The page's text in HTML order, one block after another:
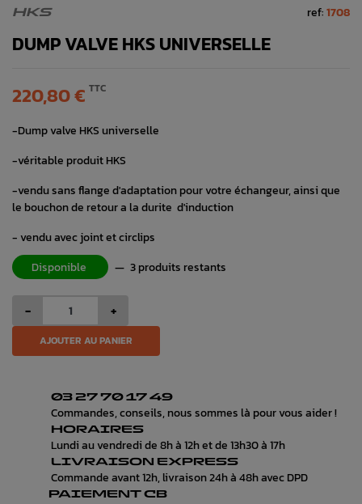
HKS ref:1708
DUMP VALVE HKS UNIVERSELLE
220,80 € TTC
-Dump valve HKS universelle
-véritable produit HKS
-vendu sans flange d'adaptation pour votre échangeur, ainsi que
le bouchon de retour a la durite d'induction
- vendu avec joint et circlips
Disponible
— 3 produits restants
- +
AJOUTER AU PANIER
03 27 70 17 49
Commandes, conseils, nous sommes là pour vous aider !
HORAIRES
Lundi au vendredi de 8h à 12h et de 13h30 à 17h
LIVRAISON EXPRESS
Commande avant 12h, livraison 24h à 48h avec DPD
PAIEMENT CB